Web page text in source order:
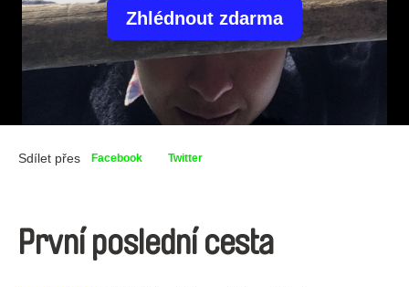
Zhlédnout zdarma
Sdílet přes Facebook Twitter
První poslední cesta